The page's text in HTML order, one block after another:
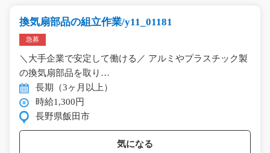
換気扇部品の組立作業/y11_01181
急募
＼大手企業で安定して働ける／ アルミやプラスチック製
の換気扇部品を取り…
長期（3ヶ月以上）
時給1,300円
長野県飯田市
気になる